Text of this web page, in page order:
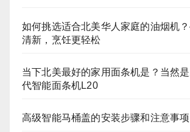
如何挑选适合北美华人家庭的油烟机
清新，烹饪更轻松
当下北美最好的家用面条机是？当然
代智能面条机L20
高级智能马桶盖的安装步骤和注意事项